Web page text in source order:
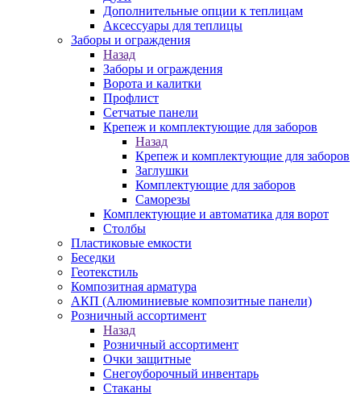
Дополнительные опции к теплицам
Аксессуары для теплицы
Заборы и ограждения
Назад
Заборы и ограждения
Ворота и калитки
Профлист
Сетчатые панели
Крепеж и комплектующие для заборов
Назад
Крепеж и комплектующие для заборов
Заглушки
Комплектующие для заборов
Саморезы
Комплектующие и автоматика для ворот
Столбы
Пластиковые емкости
Беседки
Геотекстиль
Композитная арматура
АКП (Алюминиевые композитные панели)
Розничный ассортимент
Назад
Розничный ассортимент
Очки защитные
Снегоуборочный инвентарь
Стаканы